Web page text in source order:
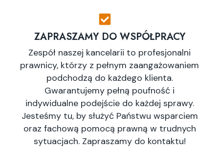
ZAPRASZAMY DO WSPÓŁPRACY
Zespół naszej kancelarii to profesjonalni
prawnicy, którzy z pełnym zaangażowaniem
podchodzą do każdego klienta.
Gwarantujemy pełną poufność i
indywidualne podejście do każdej sprawy.
Jesteśmy tu, by służyć Państwu wsparciem
oraz fachową pomocą prawną w trudnych
sytuacjach. Zapraszamy do kontaktu!